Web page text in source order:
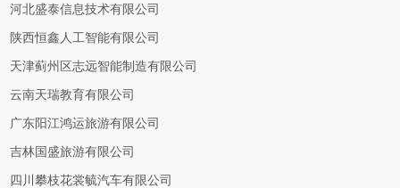
河北盛泰信息技术有限公司
陕西恒鑫人工智能有限公司
天津蓟州区志远智能制造有限公司
云南天瑞教育有限公司
广东阳江鸿运旅游有限公司
吉林国盛旅游有限公司
四川攀枝花裳毓汽车有限公司